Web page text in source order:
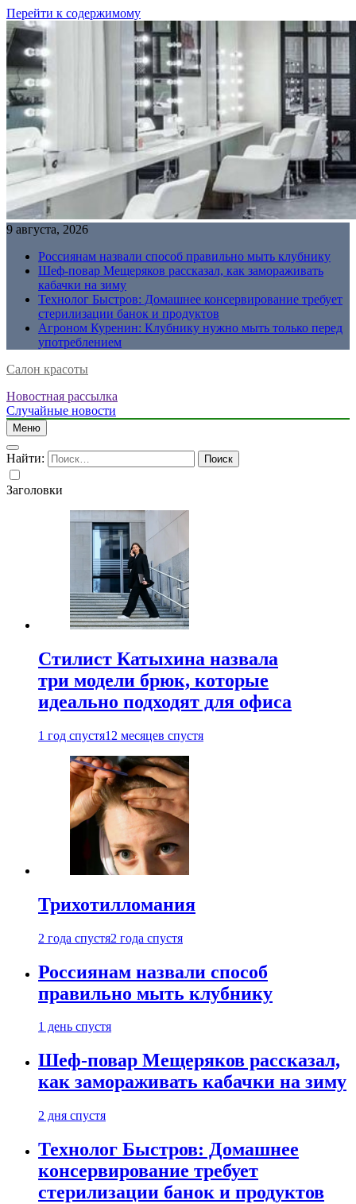
Перейти к содержимому
9 августа, 2026
Россиянам назвали способ правильно мыть клубнику
Шеф-повар Мещеряков рассказал, как замораживать
кабачки на зиму
Технолог Быстров: Домашнее консервирование требует
стерилизации банок и продуктов
Агроном Куренин: Клубнику нужно мыть только перед
употреблением
Салон красоты
Новостная рассылка
Случайные новости
Меню
Найти:
Заголовки
Стилист Катыхина назвала
три модели брюк, которые
идеально подходят для офиса
1 год спустя12 месяцев спустя
Трихотилломания
2 года спустя2 года спустя
Россиянам назвали способ
правильно мыть клубнику
1 день спустя
Шеф-повар Мещеряков рассказал,
как замораживать кабачки на зиму
2 дня спустя
Технолог Быстров: Домашнее
консервирование требует
стерилизации банок и продуктов